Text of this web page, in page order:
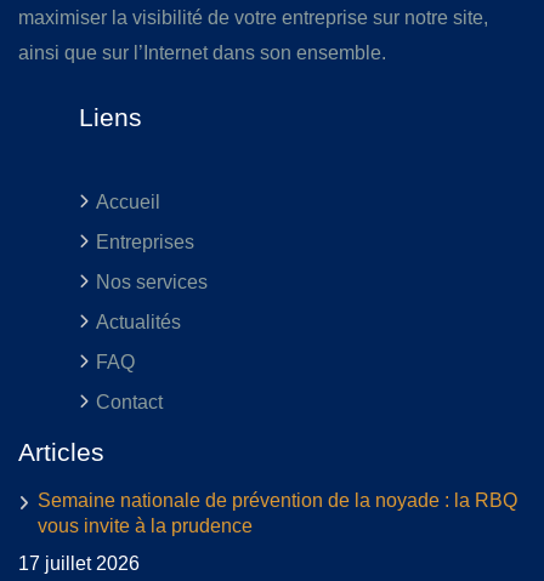
maximiser la visibilité de votre entreprise sur notre site,
ainsi que sur l’Internet dans son ensemble.
Liens
Accueil
Entreprises
Nos services
Actualités
FAQ
Contact
Articles
Semaine nationale de prévention de la noyade : la RBQ
vous invite à la prudence
17 juillet 2026